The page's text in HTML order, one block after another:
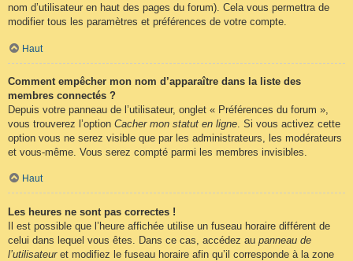
nom d’utilisateur en haut des pages du forum). Cela vous permettra de
modifier tous les paramètres et préférences de votre compte.
Haut
Comment empêcher mon nom d’apparaître dans la liste des
membres connectés ?
Depuis votre panneau de l’utilisateur, onglet « Préférences du forum »,
vous trouverez l’option Cacher mon statut en ligne . Si vous activez cette
option vous ne serez visible que par les administrateurs, les modérateurs
et vous-même. Vous serez compté parmi les membres invisibles.
Haut
Les heures ne sont pas correctes !
Il est possible que l’heure affichée utilise un fuseau horaire différent de
celui dans lequel vous êtes. Dans ce cas, accédez au panneau de
l’utilisateuret modifiez le fuseau horaire afin qu’il corresponde à la zone